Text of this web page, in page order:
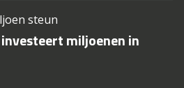
steun
miljoenen in